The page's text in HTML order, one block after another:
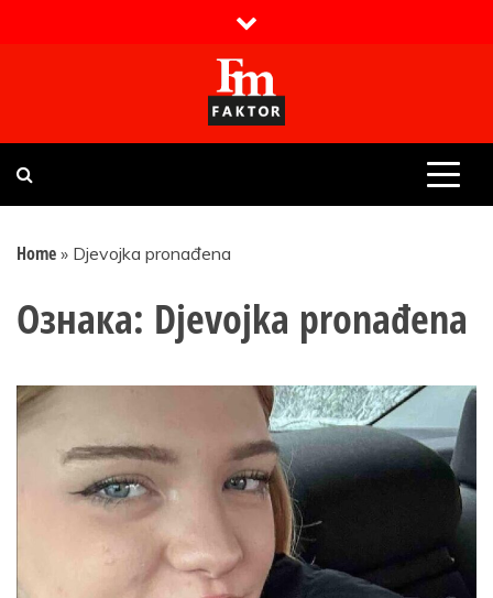
Faktor magazin
Uvijek presudan
Home » Djevojka pronađena
Ознака: Djevojka pronađena